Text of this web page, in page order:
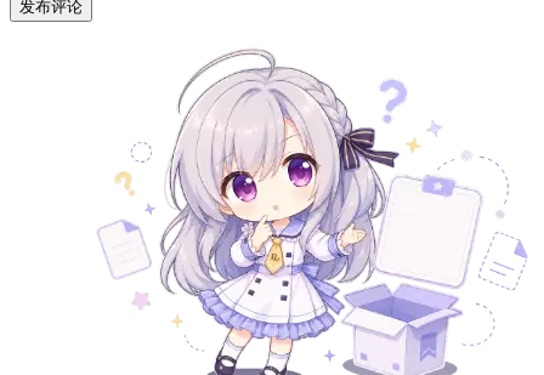
发布评论